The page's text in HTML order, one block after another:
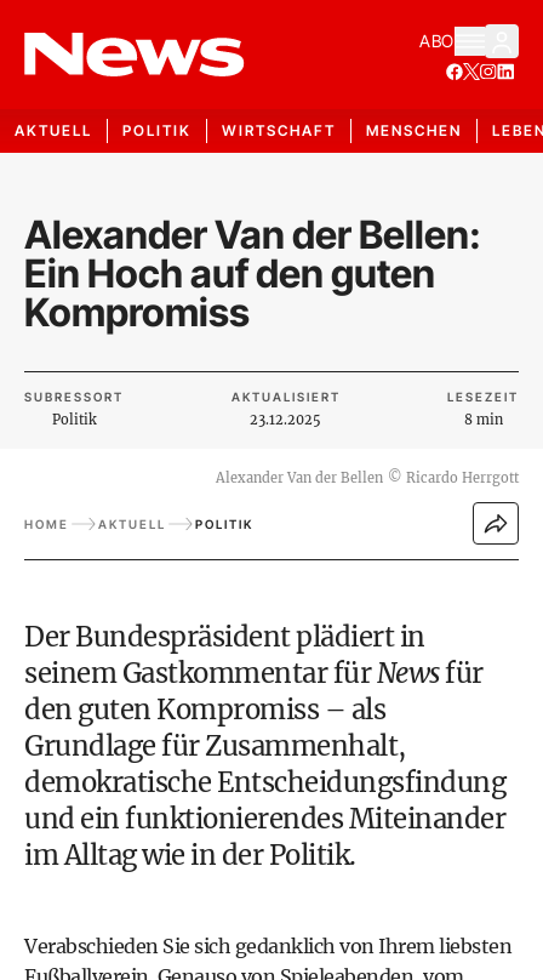
ABO
AKTUELL POLITIK WIRTSCHAFT MENSCHEN
Alexander Van der Bellen:
Ein Hoch auf den guten
Kompromiss
SUBRESSORT
Politik
AKTUALISIERT
23.12.2025
LESEZEIT
8 min
Alexander Van der Bellen © Ricardo Herrgott
HOME AKTUELL POLITIK
Der Bundespräsident plädiert in
seinem Gastkommentar fürNewsfür
den guten Kompromiss – als
Grundlage für Zusammenhalt,
demokratische Entscheidungsfindung
und ein funktionierendes Miteinander
im Alltag wie in der Politik.
Verabschieden Sie sich gedanklich von Ihrem liebsten